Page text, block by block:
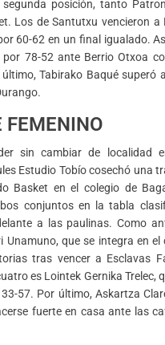
segunda posición, tanto
Los de Santutxu vencieron a
60-62 en un final igualado.
78-52 ante Berrio Otxoa
Tabirako Baqué superó
FEMENINO
sin cambiar de localidad
Estudio Tobío cosechó una
Basket en el colegio de
conjuntos en la tabla
a las paulinas. Como
Unamuno, que se integra en
tras vencer a Esclavas
es Lointek Gernika Trelec,
57. Por último, Askartza
fuerte en casa ante las